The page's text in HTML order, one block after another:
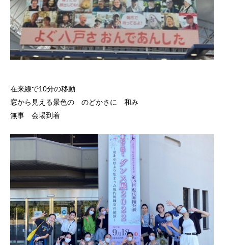
在来線で10分の移動
窓から見える景色の のどかさに 和み
無事 会場到着